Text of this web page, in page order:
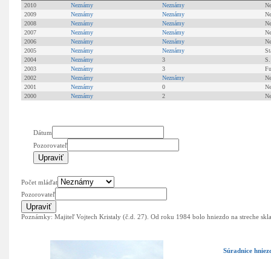
2010
Neznámy Neznámy
2009
Neznámy Neznámy
2008
Neznámy Neznámy
2007
Neznámy Neznámy
2006
Neznámy Neznámy
2005
Neznámy Neznámy
2004
Neznámy 3
2003
Neznámy 3
2002
Neznámy Neznámy
2001
Neznámy 0
2000
Neznámy 2
Dátum
Pozorovateľ
Počet mláďat
Pozorovateľ
Poznámky: Majiteľ Vojtech Kristaly (č.d. 27). Od roku 1984 bolo hniezdo na streche
Súradnice